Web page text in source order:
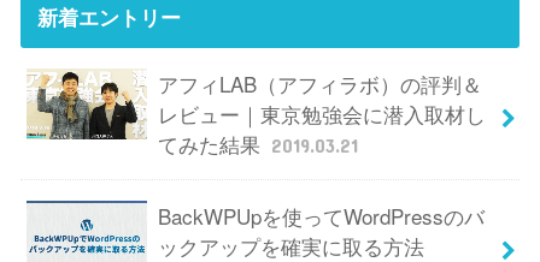
新着エントリー
アフィLAB（アフィラボ）の評判＆
レビュー｜東京勉強会に潜入取材し
てみた結果
2019.03.21
BackWPUpを使ってWordPressのバ
ックアップを確実に取る方法